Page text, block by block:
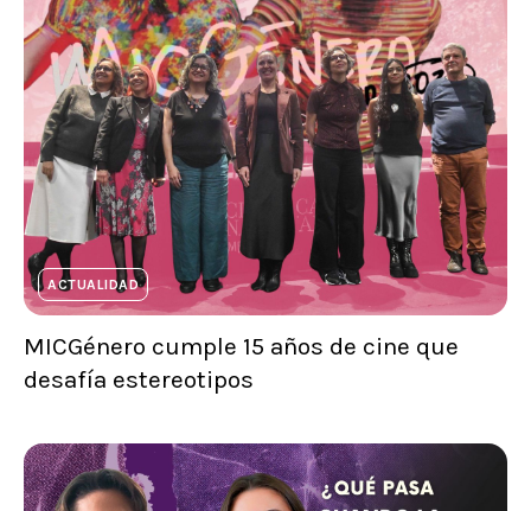
ACTUALIDAD
MICGénero cumple 15 años de cine que
desafía estereotipos